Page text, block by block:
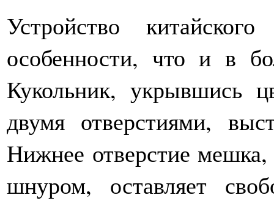
Устройство
особенности, что и в
Кукольник, укрывшись
двумя отверстиями,
Нижнее отверстие
шнуром, оставляет